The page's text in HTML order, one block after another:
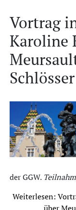
Vortrag
Karoline
Schlösser
der GGW.
Weiterlesen: